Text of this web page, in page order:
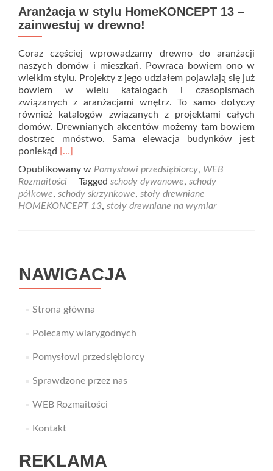
Aranżacja w stylu HomeKONCEPT 13 –
zainwestuj w drewno!
Coraz częściej wprowadzamy drewno do aranżacji
naszych domów i mieszkań. Powraca bowiem ono w
wielkim stylu. Projekty z jego udziałem pojawiają się już
bowiem w wielu katalogach i czasopismach
związanych z aranżacjami wnętrz. To samo dotyczy
również katalogów związanych z projektami całych
domów. Drewnianych akcentów możemy tam bowiem
dostrzec mnóstwo. Sama elewacja budynków jest
poniekąd Read
about
Aranżacja
w
stylu
w
[…]
Opublikowany w Pomysłowi przedsiębiorcy, WEB
Rozmaitości
Tagged schody dywanowe, schody
półkowe, schody skrzynkowe, stoły drewniane
HOMEKONCEPT 13, stoły drewniane na wymiar
NAWIGACJA
Strona główna
Polecamy wiarygodnych
Pomysłowi przedsiębiorcy
Sprawdzone przez nas
WEB Rozmaitości
Kontakt
REKLAMA